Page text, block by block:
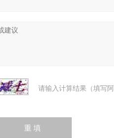
请输入计算结果（填写